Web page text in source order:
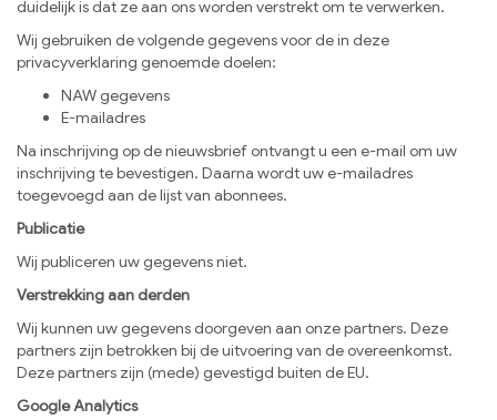
duidelijk is dat ze aan ons worden verstrekt om te verwerken.
Wij gebruiken de volgende gegevens voor de in deze
privacyverklaring genoemde doelen:
NAW gegevens
E-mailadres
Na inschrijving op de nieuwsbrief ontvangt u een e-mail om uw
inschrijving te bevestigen. Daarna wordt uw e-mailadres
toegevoegd aan de lijst van abonnees.
Publicatie
Wij publiceren uw gegevens niet.
Verstrekking aan derden
Wij kunnen uw gegevens doorgeven aan onze partners. Deze
partners zijn betrokken bij de uitvoering van de overeenkomst.
Deze partners zijn (mede) gevestigd buiten de EU.
Google Analytics